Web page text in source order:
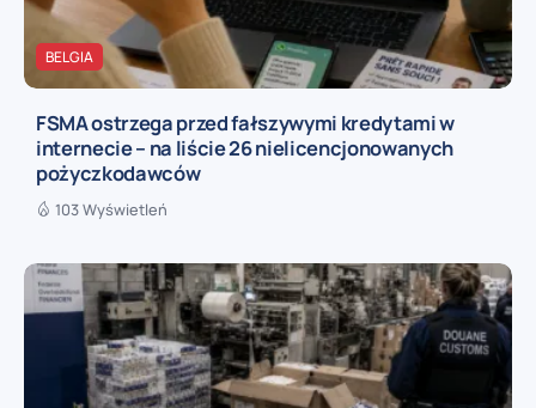
BELGIA
FSMA ostrzega przed fałszywymi kredytami w
internecie – na liście 26 nielicencjonowanych
pożyczkodawców
103 Wyświetleń